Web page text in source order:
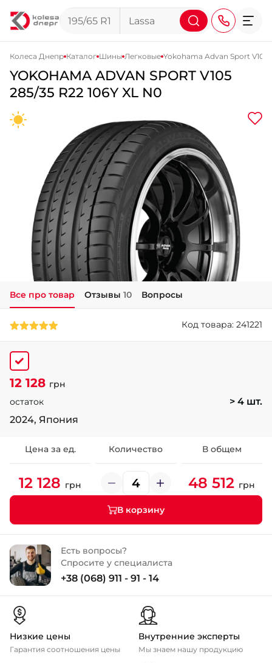
+38 (068) 911-911-4
+38 (067) 113-44-44
+38 (095) 276-44-44
+38 (067) 911-14-14
- на Щепкина
+38 (098) 911-911-0
- на Тополе
+38 (098) 911-911-4
- на Калиновой
+38 (077) 7-184-184
- Донецкое шоссе
+38 (050)-911-911-2
+38 (099)-643-33-77
Колеса Днепр Каталог Шины Легковые Yokohama Advan Sport V105
YOKOHAMA ADVAN SPORT V105
285/35 R22 106Y XL N0
Все про товар Отзывы 10 Вопросы
Код товара: 241221
12 128 грн
остаток
> 4 шт.
2024, Япония
Цена за ед. Количество В общем
12 128 грн 48 512 грн
В корзину
Есть вопросы?
Спросите у специалиста
+38 (068) 911 - 91 - 14
Низкие цены
Гарантия соотношения цены
Внутренние эксперты
Мы знаем нашу продукцию